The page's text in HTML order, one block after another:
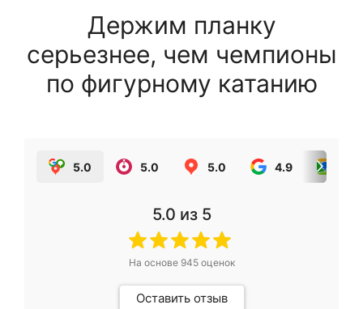
Держим планку
серьезнее, чем чемпионы
по фигурному катанию
5.0 5.0 5.0 4.9
5.0 из 5
На основе 945оценок
Оставить отзыв